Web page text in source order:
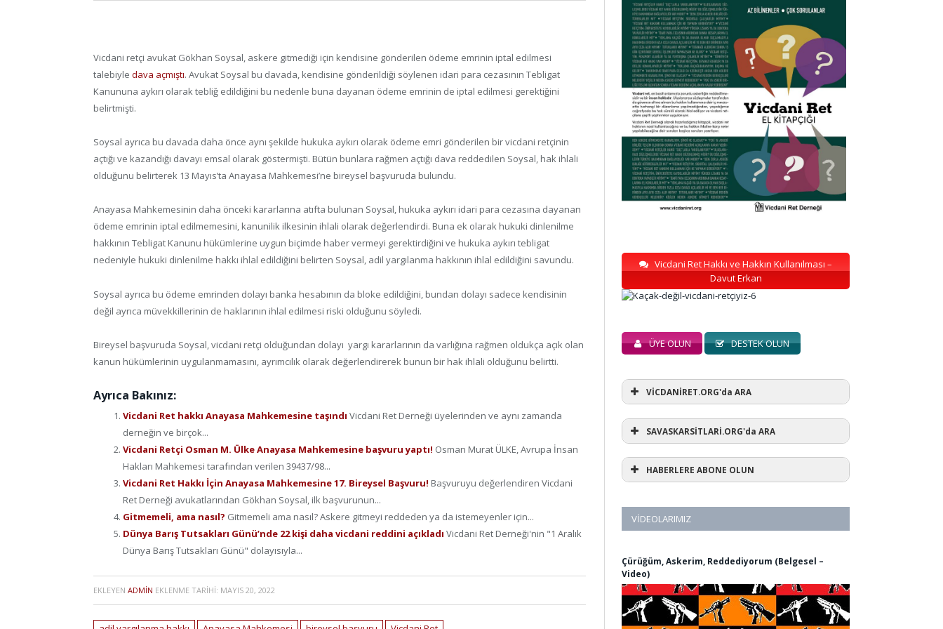
Vicdani retçi avukat Gökhan Soysal, askere gitmediği için kendisine gönderilen ödeme emrinin iptal edilmesi
talebiyle dava açmıştı. Avukat Soysal bu davada, kendisine gönderildiği söylenen idari para cezasının Tebligat
Kanununa aykırı olarak tebliğ edildiğini bu nedenle buna dayanan ödeme emrinin de iptal edilmesi gerektiğini
belirtmişti.
Soysal ayrıca bu davada daha önce aynı şekilde hukuka aykırı olarak ödeme emri gönderilen bir vicdani retçinin
açtığı ve kazandığı davayı emsal olarak göstermişti. Bütün bunlara rağmen açtığı dava reddedilen Soysal, hak ihlali
olduğunu belirterek 13 Mayıs’ta Anayasa Mahkemesi’ne bireysel başvuruda bulundu.
Anayasa Mahkemesinin daha önceki kararlarına atıfta bulunan Soysal, hukuka aykırı idari para cezasına dayanan
ödeme emrinin iptal edilmemesini, kanunilik ilkesinin ihlali olarak değerlendirdi. Buna ek olarak hukuki dinlenilme
hakkının Tebligat Kanunu hükümlerine uygun biçimde haber vermeyi gerektirdiğini ve hukuka aykırı tebligat
nedeniyle hukuki dinlenilme hakkı ihlal edildiğini belirten Soysal, adil yargılanma hakkının ihlal edildiğini savundu.
Soysal ayrıca bu ödeme emrinden dolayı banka hesabının da bloke edildiğini, bundan dolayı sadece kendisinin
değil ayrıca müvekkillerinin de haklarının ihlal edilmesi riski olduğunu söyledi.
Bireysel başvuruda Soysal, vicdani retçi olduğundan dolayı yargı kararlarının da varlığına rağmen oldukça açık olan
kanun hükümlerinin uygulanmamasını, ayrımcılık olarak değerlendirerek bunun bir hak ihlali olduğunu belirtti.
Ayrıca Bakınız:
Vicdani Ret hakkı Anayasa Mahkemesine taşındı Vicdani Ret Derneği üyelerinden ve aynı zamanda
derneğin ve birçok...
Vicdani Retçi Osman M. Ülke Anayasa Mahkemesine başvuru yaptı! Osman Murat ÜLKE, Avrupa İnsan
Hakları Mahkemesi tarafından verilen 39437/98...
Vicdani Ret Hakkı İçin Anayasa Mahkemesine 17. Bireysel Başvuru! Başvuruyu değerlendiren Vicdani
Ret Derneği avukatlarından Gökhan Soysal, ilk başvurunun...
Gitmemeli, ama nasıl? Gitmemeli ama nasıl? Askere gitmeyi reddeden ya da istemeyenler için...
Dünya Barış Tutsakları Günü’nde 22 kişi daha vicdani reddini açıkladı Vicdani Ret Derneği'nin "1 Aralık
Dünya Barış Tutsakları Günü" dolayısıyla...
EKLEYEN ADMIN EKLENME TARIHI: MAYIS 20, 2022
Vicdani Ret Hakkı ve Hakkın Kullanılması –
Davut Erkan
ÜYE OLUN DESTEK OLUN
VİCDANİRET.ORG'da ARA
SAVASKARSİTLARİ.ORG'da ARA
HABERLERE ABONE OLUN
VIDEOLARIMIZ
Çürüğüm, Askerim, Reddediyorum (Belgesel –
Video)